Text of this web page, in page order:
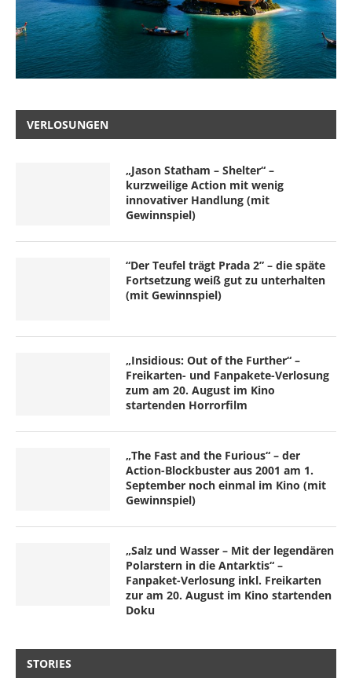
VERLOSUNGEN
„Jason Statham – Shelter“ –
kurzweilige Action mit wenig
innovativer Handlung (mit
Gewinnspiel)
“Der Teufel trägt Prada 2” – die späte
Fortsetzung weiß gut zu unterhalten
(mit Gewinnspiel)
„Insidious: Out of the Further“ –
Freikarten- und Fanpakete-Verlosung
zum am 20. August im Kino
startenden Horrorfilm
„The Fast and the Furious“ – der
Action-Blockbuster aus 2001 am 1.
September noch einmal im Kino (mit
Gewinnspiel)
„Salz und Wasser – Mit der legendären
Polarstern in die Antarktis“ –
Fanpaket-Verlosung inkl. Freikarten
zur am 20. August im Kino startenden
Doku
STORIES